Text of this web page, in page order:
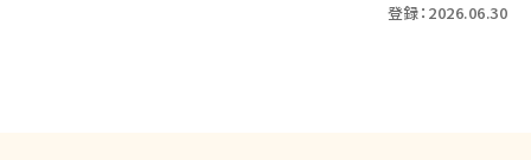
登録：2026.06.30